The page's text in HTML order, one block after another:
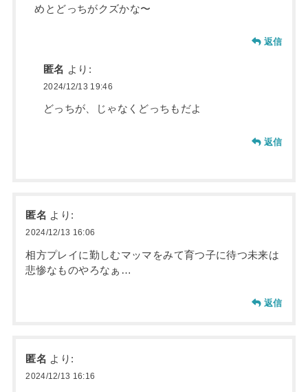
めとどっちがクズかな〜
返信
匿名 より:
2024/12/13 19:46
どっちが、じゃなくどっちもだよ
返信
匿名 より:
2024/12/13 16:06
相方プレイに勤しむマッマをみて育つ子に待つ未来は
悲惨なものやろなぁ…
返信
匿名 より:
2024/12/13 16:16